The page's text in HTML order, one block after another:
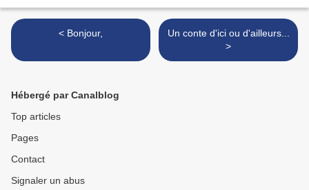
< Bonjour,
Un conte d'ici ou d'ailleurs...
>
Hébergé par Canalblog
Top articles
Pages
Contact
Signaler un abus